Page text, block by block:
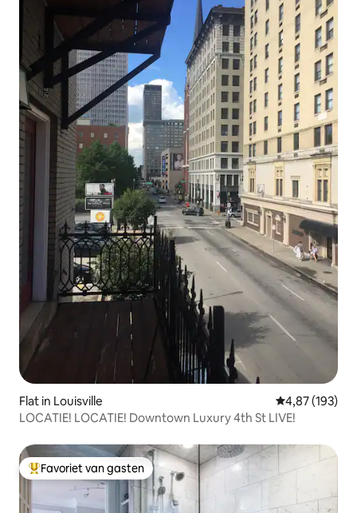
Flat in Louisville Gemiddelde
4,87 (193)
LOCATIE! LOCATIE! Downtown Luxury 4th St LIVE!
Topfavoriet van gasten
Favoriet van gasten